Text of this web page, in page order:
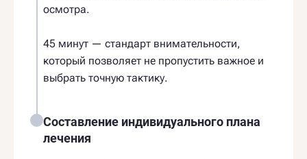
осмотра.
45 минут — стандарт внимательности,
который позволяет не пропустить важное и
выбрать точную тактику.
Составление индивидуального плана
лечения